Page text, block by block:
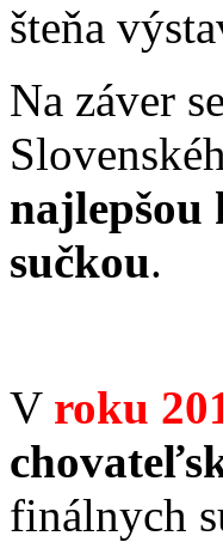
šteňa
Na záver
najlepšou
sučkou.
V roku
finálnych